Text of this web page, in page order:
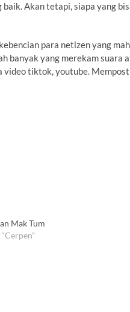
Akan tetapi, siapa yang
para netizen yang
banyak yang merekam suara
video tiktok, youtube.
Mak Tum